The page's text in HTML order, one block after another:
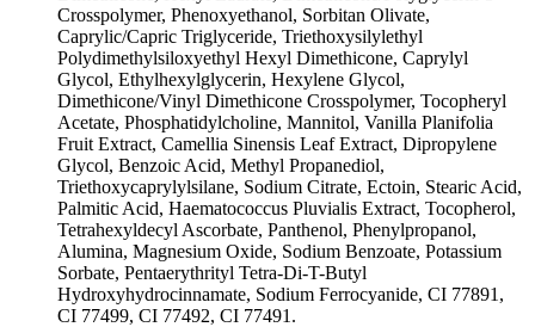
Crosspolymer, Phenoxyethanol, Sorbitan Olivate,
Caprylic/Capric Triglyceride, Triethoxysilylethyl
Polydimethylsiloxyethyl Hexyl Dimethicone, Caprylyl
Glycol, Ethylhexylglycerin, Hexylene Glycol,
Dimethicone/Vinyl Dimethicone Crosspolymer, Tocopheryl
Acetate, Phosphatidylcholine, Mannitol, Vanilla Planifolia
Fruit Extract, Camellia Sinensis Leaf Extract, Dipropylene
Glycol, Benzoic Acid, Methyl Propanediol,
Triethoxycaprylylsilane, Sodium Citrate, Ectoin, Stearic Acid,
Palmitic Acid, Haematococcus Pluvialis Extract, Tocopherol,
Tetrahexyldecyl Ascorbate, Panthenol, Phenylpropanol,
Alumina, Magnesium Oxide, Sodium Benzoate, Potassium
Sorbate, Pentaerythrityl Tetra-Di-T-Butyl
Hydroxyhydrocinnamate, Sodium Ferrocyanide, CI 77891,
CI 77499, CI 77492, CI 77491.